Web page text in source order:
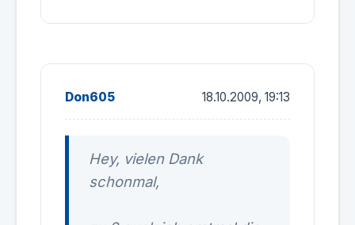
Don605 18.10.2009, 19:13
Hey, vielen Dank
schonmal,